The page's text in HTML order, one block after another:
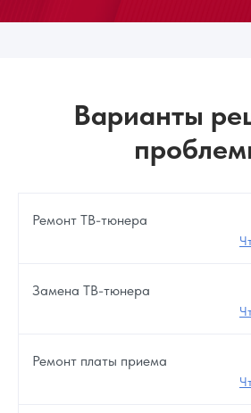
Варианты
Ремонт ТВ-тюнера
Замена ТВ-тюнера
Ремонт платы приема